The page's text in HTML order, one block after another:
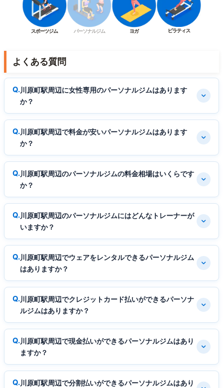
スポーツジム パーソナルジム ヨガ ピラティス
よくある質問
川原町駅周辺に女性専用のパーソナルジムはあります
か？
川原町駅周辺で料金が安いパーソナルジムはあります
か？
川原町駅周辺のパーソナルジムの料金相場はいくらです
か？
川原町駅周辺のパーソナルジムにはどんなトレーナーが
いますか？
川原町駅周辺でウェアをレンタルできるパーソナルジム
はありますか？
川原町駅周辺でクレジットカード払いができるパーソナ
ルジムはありますか？
川原町駅周辺で現金払いができるパーソナルジムはあり
ますか？
川原町駅周辺で分割払いができるパーソナルジムはあり